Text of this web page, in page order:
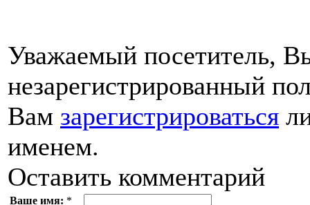
Уважаемый посетитель,
незарегистрированный
Вам зарегистрироваться
именем.
Оставить комментарий
Ваше имя: *